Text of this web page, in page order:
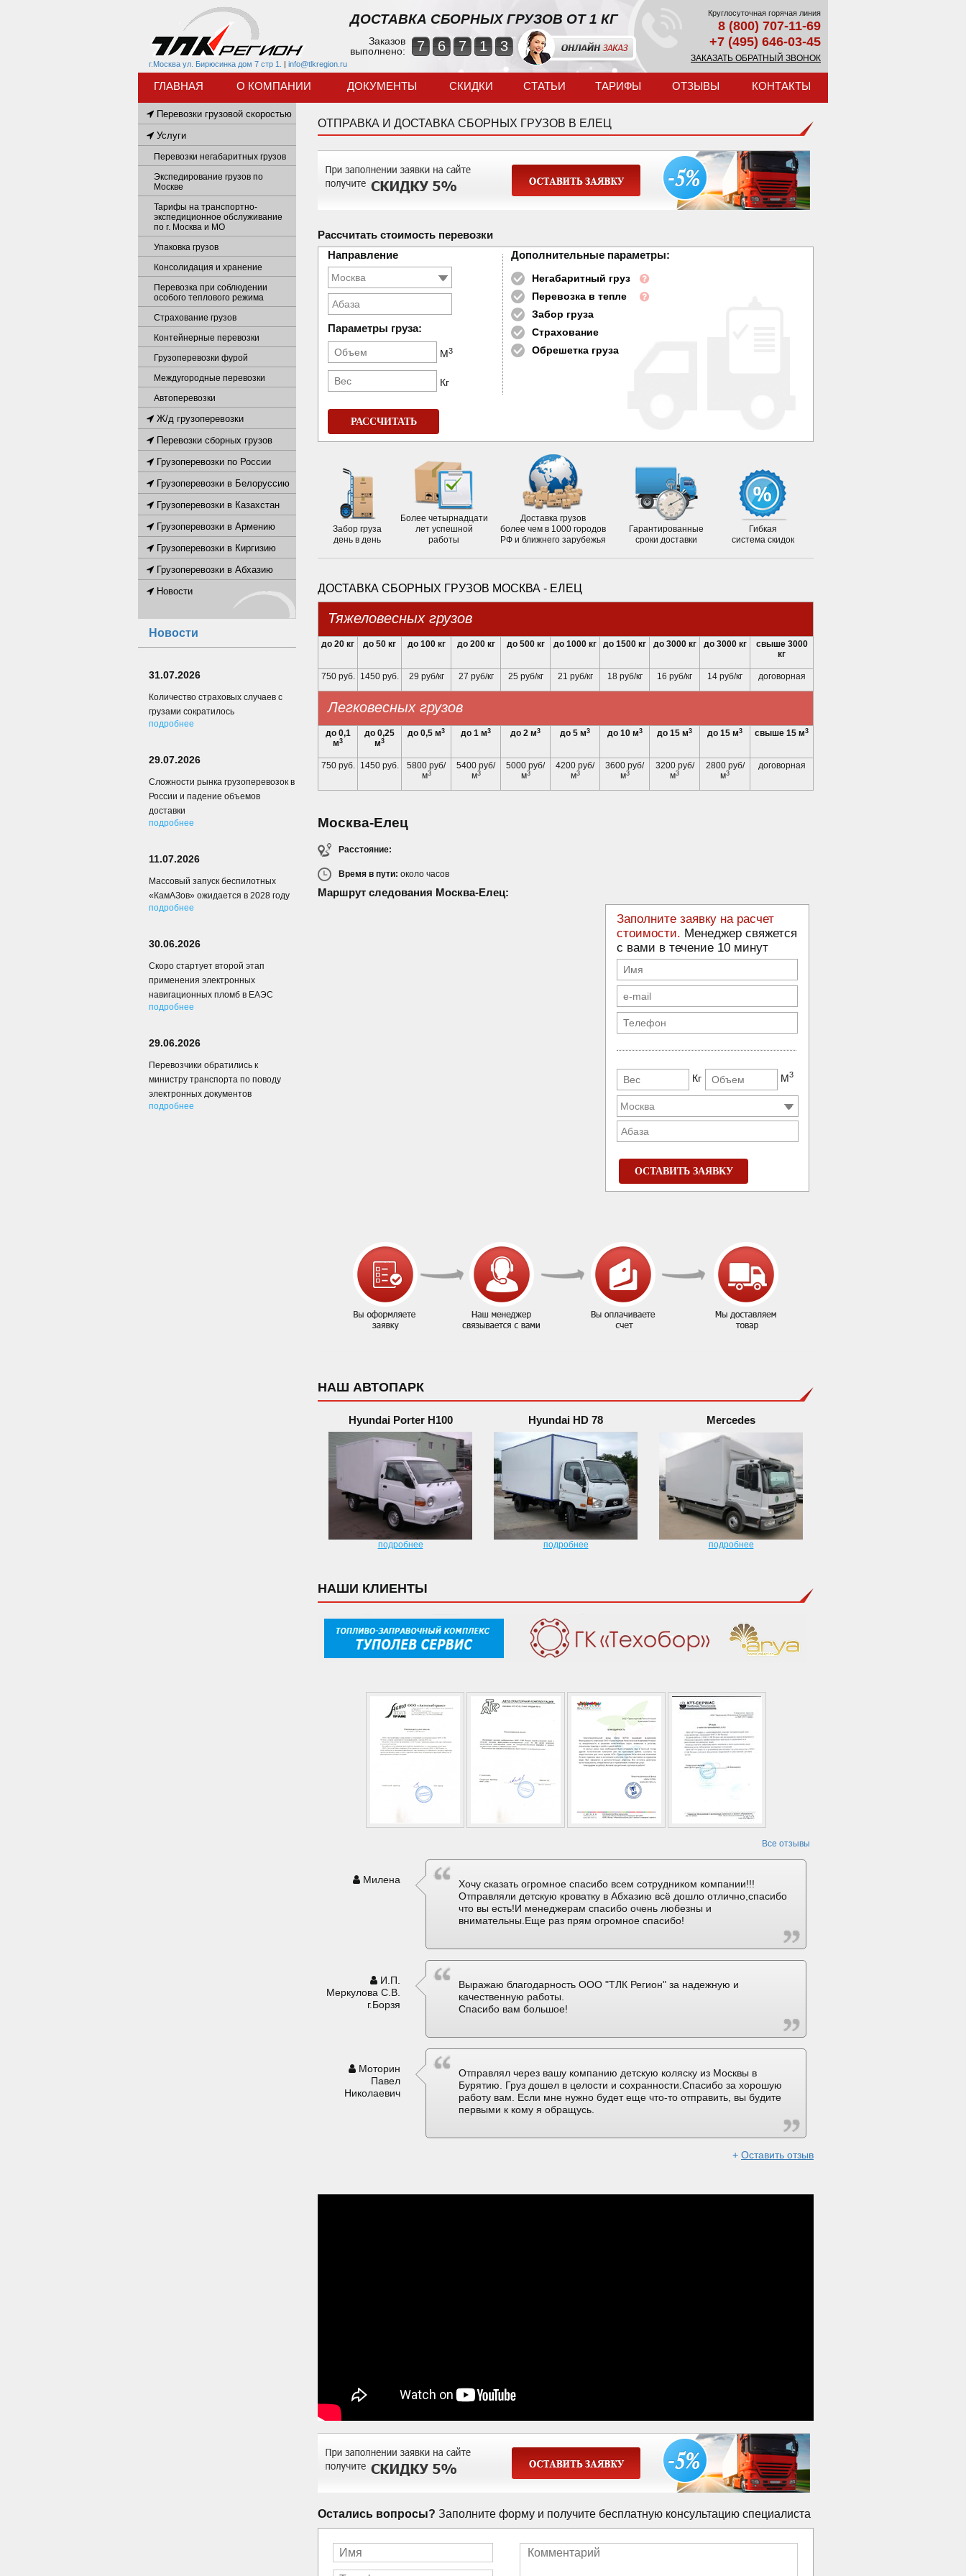
г.Москва ул. Бирюсинка дом 7 стр 1. | info@tlkregion.ru
ДОСТАВКА СБОРНЫХ ГРУЗОВ ОТ 1 КГ
Заказов
выполнено:
7 6 7 1 3
Круглосуточная горячая линия
8 (800) 707-11-69
+7 (495) 646-03-45
ЗАКАЗАТЬ ОБРАТНЫЙ ЗВОНОК
ГЛАВНАЯ О КОМПАНИИ ДОКУМЕНТЫ СКИДКИ СТАТЬИ ТАРИФЫ ОТЗЫВЫ КОНТАКТЫ
ОТПРАВКА И ДОСТАВКА СБОРНЫХ ГРУЗОВ В ЕЛЕЦ
Рассчитать стоимость перевозки
Направление
Абаза
Параметры груза:
М3
Кг
Дополнительные параметры:
Негабаритный груз
Перевозка в тепле
Забор груза
Страхование
Обрешетка груза
РАССЧИТАТЬ
Забор груза
день в день
Более четырнадцати
лет успешной
работы
Доставка грузов
более чем в 1000 городов
РФ и ближнего зарубежья
Гарантированные
сроки доставки
Гибкая
система скидок
ДОСТАВКА СБОРНЫХ ГРУЗОВ МОСКВА - ЕЛЕЦ
Тяжеловесных грузов
до 20 кг до 50 кг до 100 кг до 200 кг до 500 кг до 1000 кг до 1500 кг до 3000 кг до 3000 кг
свыше 3000
кг
750 руб. 1450 руб. 29 руб/кг 27 руб/кг 25 руб/кг 21 руб/кг 18 руб/кг 16 руб/кг 14 руб/кг договорная
Легковесных грузов
до 0,1
м3
до 0,25
м3
до 0,5 м3 до 1 м3 до 2 м3 до 5 м3 до 10 м3 до 15 м3 до 15 м3 свыше 15 м3
750 руб. 1450 руб.
5800 руб/
м3
5400 руб/
м3
5000 руб/
м3
4200 руб/
м3
3600 руб/
м3
3200 руб/
м3
2800 руб/
м3
договорная
Москва-Елец
Расстояние:
Время в пути: около часов
Маршрут следования Москва-Елец:
Заполните заявку на расчет
стоимости. Менеджер свяжется
с вами в течение 10 минут
Кг М3
Абаза
ОСТАВИТЬ ЗАЯВКУ
НАШ АВТОПАРК
Hyundai Porter H100
подробнее
Hyundai HD 78
подробнее
Mercedes
подробнее
НАШИ КЛИЕНТЫ
Все отзывы
Милена
Хочу сказать огромное спасибо всем сотрудником компании!!!
Отправляли детскую кроватку в Абхазию всё дошло отлично,спасибо
что вы есть!И менеджерам спасибо очень любезны и
внимательны.Еще раз прям огромное спасибо!
И.П.
Меркулова С.В.
г.Борзя
Выражаю благодарность ООО "ТЛК Регион" за надежную и
качественную работы.
Спасибо вам большое!
Моторин
Павел
Николаевич
Отправлял через вашу компанию детскую коляску из Москвы в
Бурятию. Груз дошел в целости и сохранности.Спасибо за хорошую
работу вам. Если мне нужно будет еще что-то отправить, вы будите
первыми к кому я обращусь.
+ Оставить отзыв
Остались вопросы? Заполните форму и получите бесплатную консультацию специалиста
Перевозки грузовой скоростью
Услуги
Перевозки негабаритных грузов
Экспедирование грузов по
Москве
Тарифы на транспортно-
экспедиционное обслуживание
по г. Москва и МО
Упаковка грузов
Консолидация и хранение
Перевозка при соблюдении
особого теплового режима
Страхование грузов
Контейнерные перевозки
Грузоперевозки фурой
Междугородные перевозки
Автоперевозки
Ж/д грузоперевозки
Перевозки сборных грузов
Грузоперевозки по России
Грузоперевозки в Белоруссию
Грузоперевозки в Казахстан
Грузоперевозки в Армению
Грузоперевозки в Киргизию
Грузоперевозки в Абхазию
Новости
Новости
31.07.2026
Количество страховых случаев с
грузами сократилось
подробнее
29.07.2026
Сложности рынка грузоперевозок в
России и падение объемов
доставки
подробнее
11.07.2026
Массовый запуск беспилотных
«КамАЗов» ожидается в 2028 году
подробнее
30.06.2026
Скоро стартует второй этап
применения электронных
навигационных пломб в ЕАЭС
подробнее
29.06.2026
Перевозчики обратились к
министру транспорта по поводу
электронных документов
подробнее